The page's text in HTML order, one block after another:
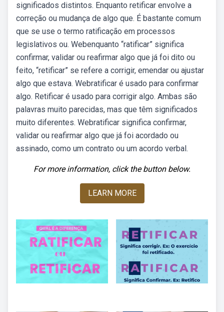
significados distintos. Enquanto retificar envolve a
correção ou mudança de algo que. É bastante comum
que se use o termo ratificação em processos
legislativos ou. Webenquanto “ratificar” significa
confirmar, validar ou reafirmar algo que já foi dito ou
feito, “retificar” se refere a corrigir, emendar ou ajustar
algo que estava. Webratificar é usado para confirmar
algo. Retificar é usado para corrigir algo. Ambas são
palavras muito parecidas, mas que têm significados
muito diferentes. Webratificar significa confirmar,
validar ou reafirmar algo que já foi acordado ou
assinado, como um contrato ou um acordo verbal.
For more information, click the button below.
LEARN MORE